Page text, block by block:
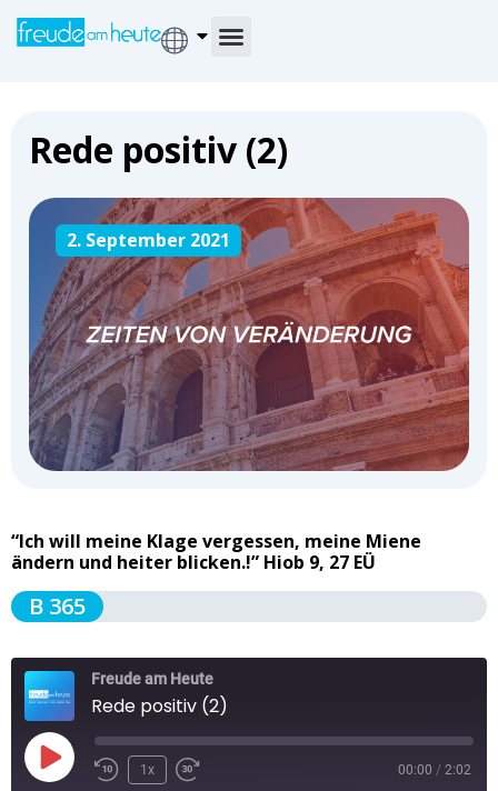
Rede positiv (2)
2. September 2021
“Ich will meine Klage vergessen, meine Miene
ändern und heiter blicken.!” Hiob 9, 27 EÜ
B 365
Freude am Heute
Rede positiv (2)
1x 00:00 / 2:02